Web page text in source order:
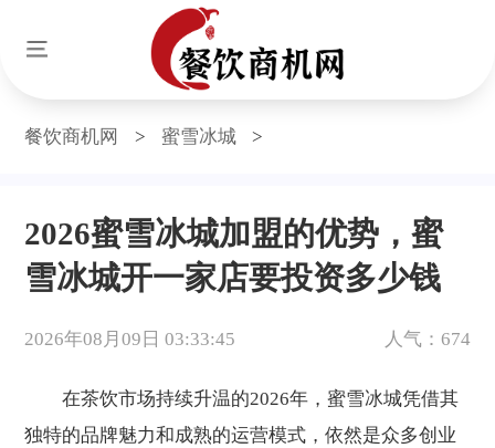
餐饮商机网 > 蜜雪冰城 >
2026蜜雪冰城加盟的优势，蜜
雪冰城开一家店要投资多少钱
2026年08月09日 03:33:45 人气：674
在茶饮市场持续升温的2026年，蜜雪冰城凭借其
独特的品牌魅力和成熟的运营模式，依然是众多创业